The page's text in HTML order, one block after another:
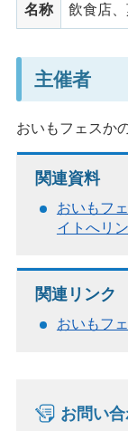
名称 飲食店
主催者
おいもフェスか
関連資料
おいもフ
イトへリン
関連リンク
おいもフ
お問い